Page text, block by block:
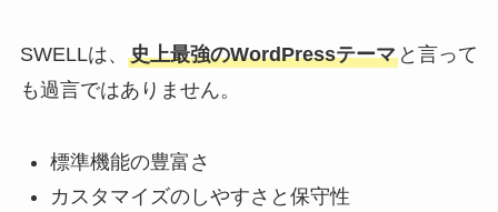
SWELLは、 史上最強のWordPressテーマと言って
も過言ではありません。
標準機能の豊富さ
カスタマイズのしやすさと保守性